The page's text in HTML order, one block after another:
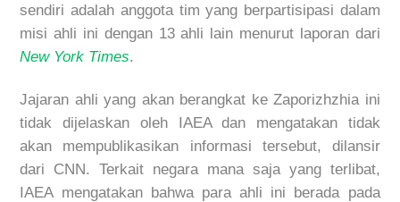
sendiri adalah anggota tim yang berpartisipasi dalam
misi ahli ini dengan 13 ahli lain menurut laporan dari
New York Times.
Jajaran ahli yang akan berangkat ke Zaporizhzhia ini
tidak dijelaskan oleh IAEA dan mengatakan tidak
akan mempublikasikan informasi tersebut, dilansir
dari CNN. Terkait negara mana saja yang terlibat,
IAEA mengatakan bahwa para ahli ini berada pada